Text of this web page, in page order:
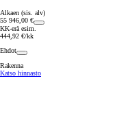
Alkaen (sis. alv)
55 946,00 €
KK-erä esim.
444,92 €/kk
Ehdot
Rakenna
Katso hinnasto